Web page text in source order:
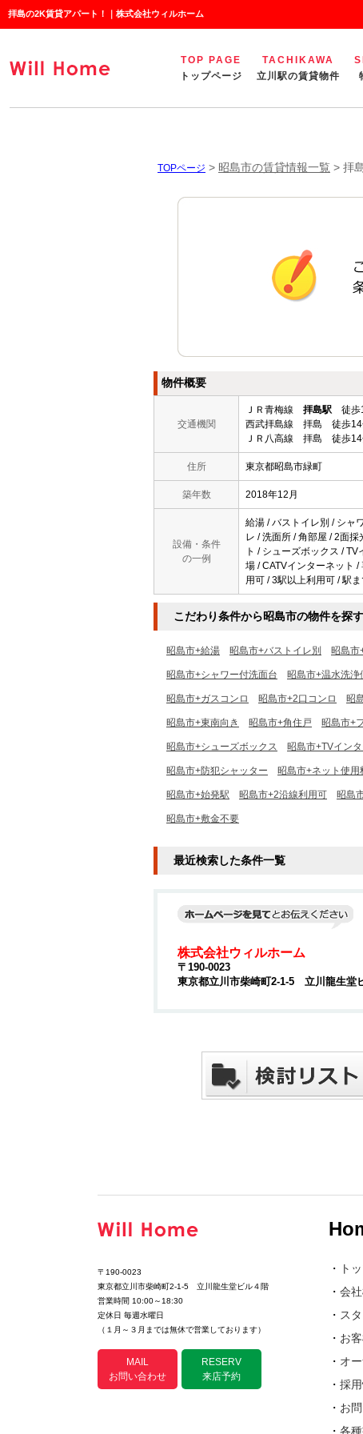
拝島の2K賃貸アパート！｜株式会社ウィルホーム
TOP PAGE
トップページ
TACHIKAWA
立川駅の賃貸物件
TOPページ > 昭島市の賃貸情報一覧 > 拝
物件概要
交通機関
ＪＲ青梅線 拝島駅 徒歩
西武拝島線 拝島 徒歩14
ＪＲ八高線 拝島 徒歩14
住所 東京都昭島市緑町
築年数 2018年12月
設備・条件
の一例
給湯 / バストイレ別 / シャ
レ / 洗面所 / 角部屋 / 2面
ト / シューズボックス /
場 / CATVインターネット
用可 / 3駅以上利用可 / 駅
こだわり条件から昭島市の物件を探す
昭島市+給湯 昭島市+バストイレ別 昭島市
昭島市+シャワー付洗面台 昭島市+温水洗浄
昭島市+ガスコンロ 昭島市+2口コンロ 昭
昭島市+東南向き 昭島市+角住戸 昭島市+
昭島市+シューズボックス 昭島市+TVイン
昭島市+防犯シャッター 昭島市+ネット使用
昭島市+始発駅 昭島市+2沿線利用可 昭島
昭島市+敷金不要
最近検索した条件一覧
株式会社ウィルホーム
〒190-0023
東京都立川市柴崎町2-1-5 立川龍生堂
〒190-0023
東京都立川市柴崎町2-1-5 立川龍生堂ビル４階
営業時間 10:00～18:30
定休日 毎週水曜日
（１月～３月までは無休で営業しております）
MAIL
お問い合わせ
RESERV
来店予約
・
ト
・ 会
・ ス
・ お
・ オ
・ 採
・ お
・ 各